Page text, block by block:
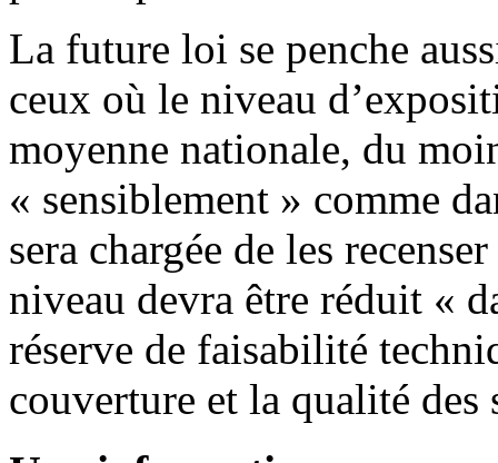
La future loi se penche
ceux où le niveau
moyenne nationale, du
« sensiblement » comme
sera chargée de les
niveau devra être réduit «
réserve de faisabilité
couverture et la qualité des